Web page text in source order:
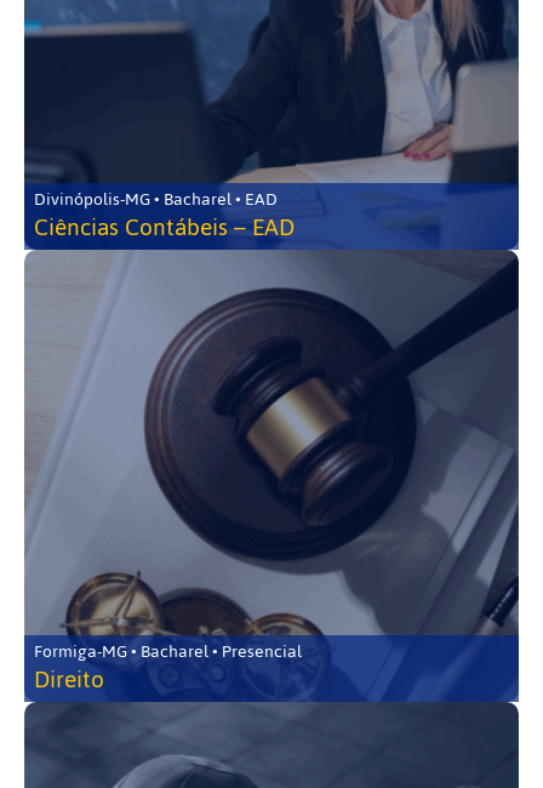
Divinópolis-MG • Bacharel • EAD
Ciências Contábeis – EAD
Formiga-MG • Bacharel • Presencial
Direito